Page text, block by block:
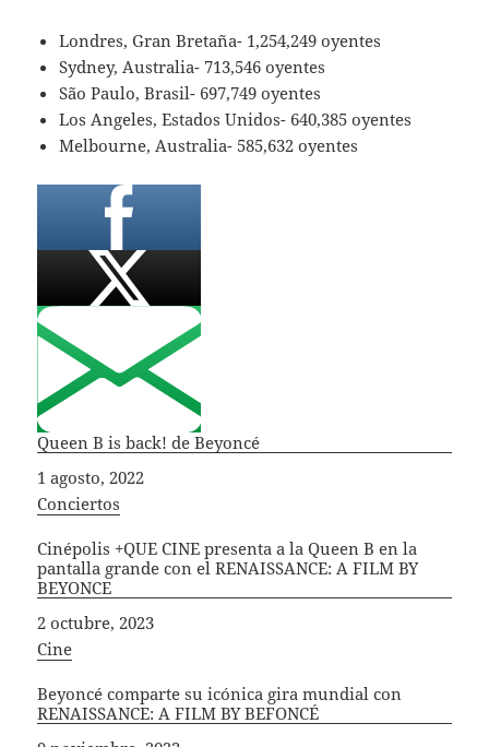
Londres, Gran Bretaña- 1,254,249 oyentes
Sydney, Australia- 713,546 oyentes
São Paulo, Brasil- 697,749 oyentes
Los Angeles, Estados Unidos- 640,385 oyentes
Melbourne, Australia- 585,632 oyentes
Queen B is back! de Beyoncé
Fecha
1 agosto, 2022
In relation to
Conciertos
Cinépolis +QUE CINE presenta a la Queen B en la
pantalla grande con el RENAISSANCE: A FILM BY
BEYONCE
Fecha
2 octubre, 2023
In relation to
Cine
Beyoncé comparte su icónica gira mundial con
RENAISSANCE: A FILM BY BEFONCÉ